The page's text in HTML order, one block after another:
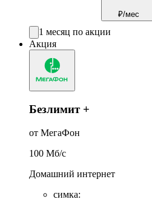
₽/мес
1 месяц по акции
Акция
Безлимит +
от МегаФон
100 Мб/c
Домашний интернет
симка: